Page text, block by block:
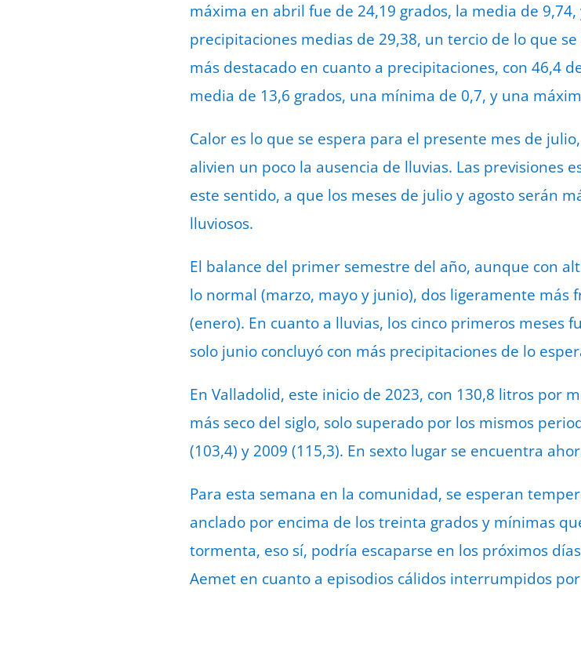
máxima en abril fue de 24,19 grados, la media de
precipitaciones medias de 29,38, un tercio de lo que
más destacado en cuanto a precipitaciones, con 46,4
media de 13,6 grados, una mínima de 0,7, y una
Calor es lo que se espera para el presente mes de
alivien un poco la ausencia de lluvias. Las previsiones
este sentido, a que los meses de julio y agosto serán
lluviosos.
El balance del primer semestre del año, aunque con
lo normal (marzo, mayo y junio), dos ligeramente más
(enero). En cuanto a lluvias, los cinco primeros meses
solo junio concluyó con más precipitaciones de lo
En Valladolid, este inicio de 2023, con 130,8 litros por
más seco del siglo, solo superado por los mismos
(103,4) y 2009 (115,3). En sexto lugar se encuentra
Para esta semana en la comunidad, se esperan
anclado por encima de los treinta grados y mínimas
tormenta, eso sí, podría escaparse en los próximos
Aemet en cuanto a episodios cálidos interrumpidos